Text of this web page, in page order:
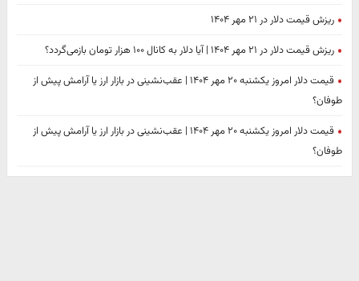
ریزش قیمت دلار در ۲۱ مهر ۱۴۰۴
ریزش قیمت دلار در ۲۱ مهر ۱۴۰۴ | آیا دلار به کانال ۱۰۰ هزار تومان بازمی‌گردد؟
قیمت دلار امروز یکشنبه ۲۰ مهر ۱۴۰۴ | عقب‌نشینی در بازار ارز یا آرامش پیش از
طوفان؟
قیمت دلار امروز یکشنبه ۲۰ مهر ۱۴۰۴ | عقب‌نشینی در بازار ارز یا آرامش پیش از
طوفان؟